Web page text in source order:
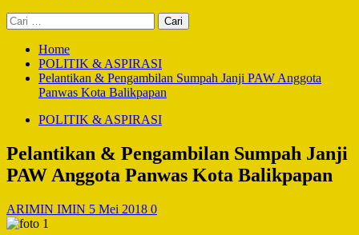
Cari
untuk:
Home
POLITIK & ASPIRASI
Pelantikan & Pengambilan Sumpah Janji PAW Anggota
Panwas Kota Balikpapan
POLITIK & ASPIRASI
Pelantikan & Pengambilan Sumpah Janji
PAW Anggota Panwas Kota Balikpapan
ARIMIN IMIN 5 Mei 2018 0